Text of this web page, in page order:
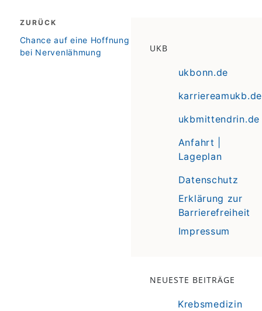
Beitragsnavigation
ZURÜCK
zurück
Chance auf eine Hoffnung
bei Nervenlähmung
UKB
ukbonn.de
karriereamukb.de
ukbmittendrin.de
Anfahrt |
Lageplan
Datenschutz
Erklärung zur
Barrierefreiheit
Impressum
NEUESTE BEITRÄGE
Krebsmedizin